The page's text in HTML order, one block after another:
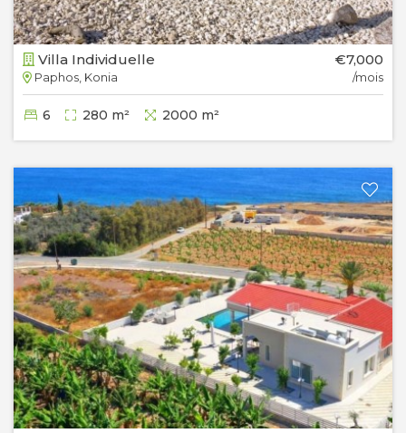
Villa Individuelle
Paphos, Konia
€7,000
/mois
6 280 m² 2000 m²